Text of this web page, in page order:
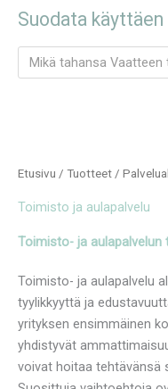
Suodata käyttäen
Mikä tahansa Vaatteen
Etusivu / Tuotteet /
Toimisto ja aulapalvelu
Toimisto- ja aulapalvelun
Toimisto- ja aulapalvelu
tyylikkyyttä ja
yrityksen ensimmäinen
yhdistyvät
voivat hoitaa tehtävänsä